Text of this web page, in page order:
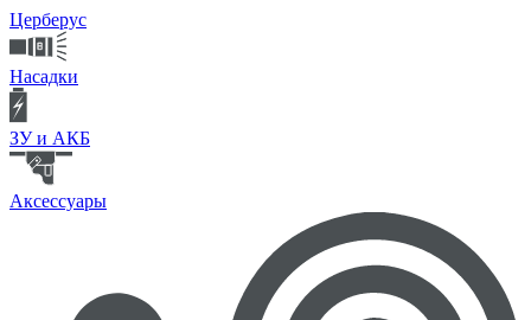
Церберус
Насадки
ЗУ и АКБ
Аксессуары